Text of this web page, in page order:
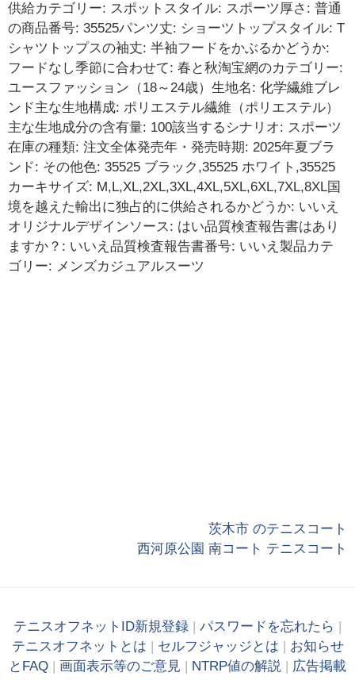
供給カテゴリー: スポットスタイル: スポーツ厚さ: 普通
の商品番号: 35525パンツ丈: ショーツトップスタイル: T
シャツトップスの袖丈: 半袖フードをかぶるかどうか:
フードなし季節に合わせて: 春と秋淘宝網のカテゴリー:
ユースファッション（18～24歳）生地名: 化学繊維ブレ
ンド主な生地構成: ポリエステル繊維（ポリエステル）
主な生地成分の含有量: 100該当するシナリオ: スポーツ
在庫の種類: 注文全体発売年・発売時期: 2025年夏ブラ
ンド: その他色: 35525 ブラック,35525 ホワイト,35525
カーキサイズ: M,L,XL,2XL,3XL,4XL,5XL,6XL,7XL,8XL国
境を越えた輸出に独占的に供給されるかどうか: いいえ
オリジナルデザインソース: はい品質検査報告書はあり
ますか？: いいえ品質検査報告書番号: いいえ製品カテ
ゴリー: メンズカジュアルスーツ
茨木市 のテニスコート
西河原公園 南コート テニスコート
テニスオフネットID新規登録 | パスワードを忘れたら |
テニスオフネットとは | セルフジャッジとは | お知らせ
とFAQ | 画面表示等のご意見 | NTRP値の解説 | 広告掲載